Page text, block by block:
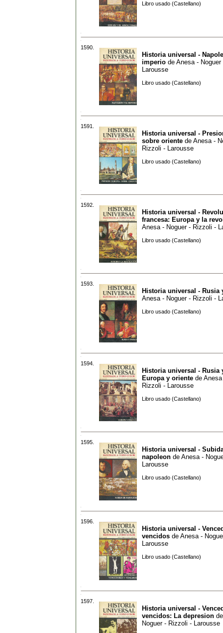
Libro usado (Castellano)
1590.
Historia universal -
imperio de Anesa -
Larousse
Libro usado (Castellano)
1591.
Historia universal -
sobre oriente de Anesa -
Rizzoli - Larousse
Libro usado (Castellano)
1592.
Historia universal -
francesa: Europa y la
Anesa - Noguer - Rizzoli -
Libro usado (Castellano)
1593.
Historia universal - Rusia
Anesa - Noguer - Rizzoli -
Libro usado (Castellano)
1594.
Historia universal - Rusia
Europa y oriente de
Rizzoli - Larousse
Libro usado (Castellano)
1595.
Historia universal -
napoleon de Anesa -
Larousse
Libro usado (Castellano)
1596.
Historia universal -
vencidos de Anesa -
Larousse
Libro usado (Castellano)
1597.
Historia universal -
vencidos: La depresion
Noguer - Rizzoli - Larousse